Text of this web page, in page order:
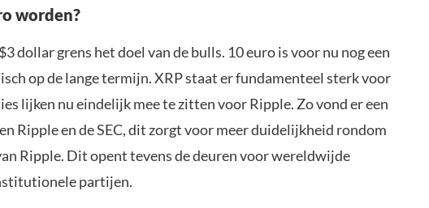
worden?
dollar grens het doel van de bulls. 10 euro is voor nu nog een
op de lange termijn. XRP staat er fundamenteel sterk voor
lijken nu eindelijk mee te zitten voor Ripple. Zo vond er een
Ripple en de SEC, dit zorgt voor meer duidelijkheid rondom
Ripple. Dit opent tevens de deuren voor wereldwijde
partijen.